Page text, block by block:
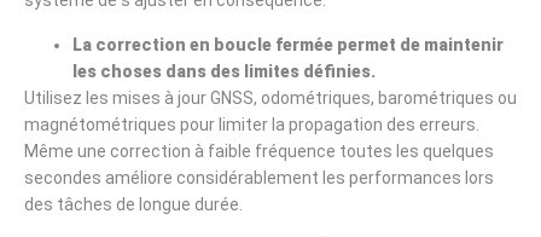
La correction en boucle fermée permet de maintenir
les choses dans des limites définies.
Utilisez les mises à jour GNSS, odométriques, barométriques ou
magnétométriques pour limiter la propagation des erreurs.
Même une correction à faible fréquence toutes les quelques
secondes améliore considérablement les performances lors
des tâches de longue durée.